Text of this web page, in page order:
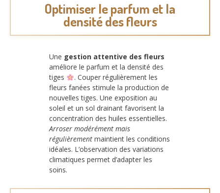
Optimiser le parfum et la
densité des fleurs
Une gestion attentive des fleurs
améliore le parfum et la densité des
tiges
. Couper régulièrement les
fleurs fanées stimule la production de
nouvelles tiges. Une exposition au
soleil et un sol drainant favorisent la
concentration des huiles essentielles.
Arroser modérément mais
régulièrement maintient les conditions
idéales. L’observation des variations
climatiques permet d’adapter les
soins.